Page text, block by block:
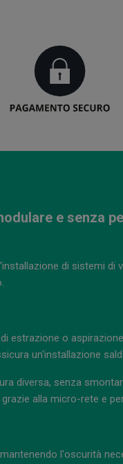
e senza
di sistemi di
o
un'installazione
diversa, senza
alla micro-rete e
l'oscurità